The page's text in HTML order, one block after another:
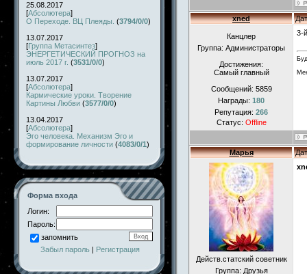
25.08.2017
[Абсолютера]
О Переходе. ВЦ Плеяды. (3794/0/0)
13.07.2017
[Группа Метасинтез]
ЭНЕРГЕТИЧЕСКИЙ ПРОГНОЗ на
июль 2017 г. (3531/0/0)
13.07.2017
[Абсолютера]
Кармические уроки. Творение
Картины Любви (3577/0/0)
13.04.2017
[Абсолютера]
Эго человека. Механизм Эго и
формирование личности (4083/0/1)
Форма входа
Логин:
Пароль:
запомнить
Забыл пароль | Регистрация
xned
Канцлер
Группа: Администраторы
Достижения:
Самый главный
Сообщений: 5859
Награды: 180
Репутация: 266
Статус: Offline
3-
Марья
Действ.статский советник
Группа: Друзья